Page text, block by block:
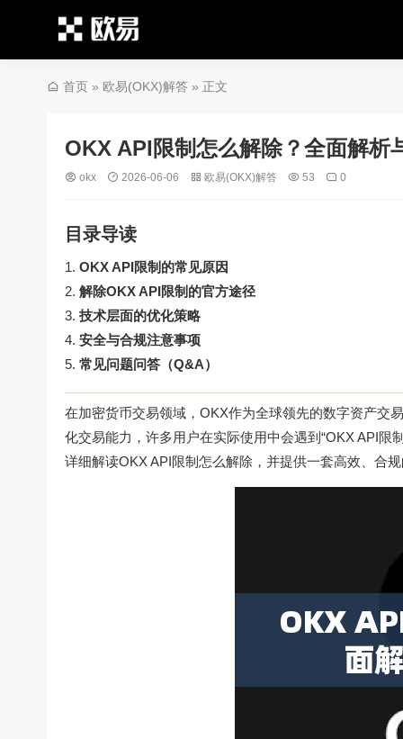
首页 » 欧易(OKX)解答 » 正文
OKX API限制怎么解除？全面解析
okx 2026-06-06 欧易(OKX)解答 53 0
目录导读
OKX API限制的常见原因
解除OKX API限制的官方途径
技术层面的优化策略
安全与合规注意事项
常见问题问答（Q&A）
在加密货币交易领域，OKX作为全球领先的数字资产交
化交易能力，许多用户在实际使用中会遇到“OKX API
详细解读OKX API限制怎么解除，并提供一套高效、合